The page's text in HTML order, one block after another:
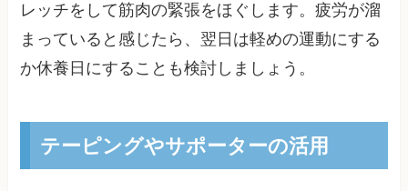
レッチをして筋肉の緊張をほぐします。疲労が溜
まっていると感じたら、翌日は軽めの運動にする
か休養日にすることも検討しましょう。
テーピングやサポーターの活用